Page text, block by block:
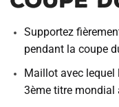
Supportez
pendant la coupe
Maillot avec lequel
3ème titre mondial